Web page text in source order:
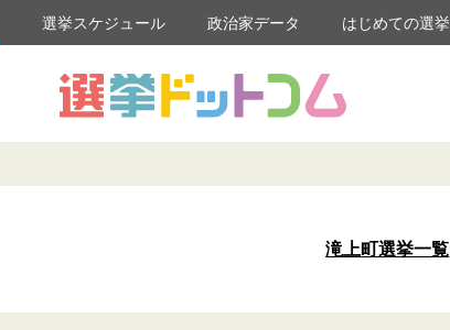
選挙スケジュール 政治家データ はじめての選挙
滝上町選挙一覧